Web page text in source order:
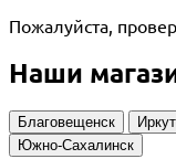
Пожалуйста,
Наши
Благовещенск
Южно-Сахалинск